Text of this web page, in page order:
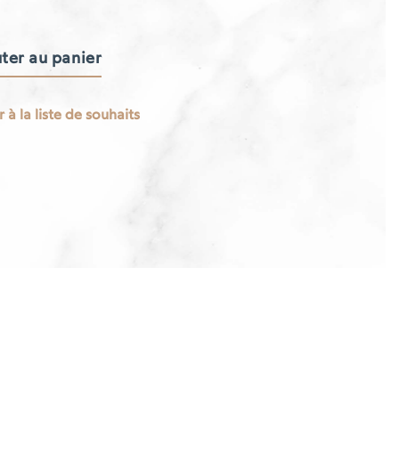
au panier
à la liste de souhaits